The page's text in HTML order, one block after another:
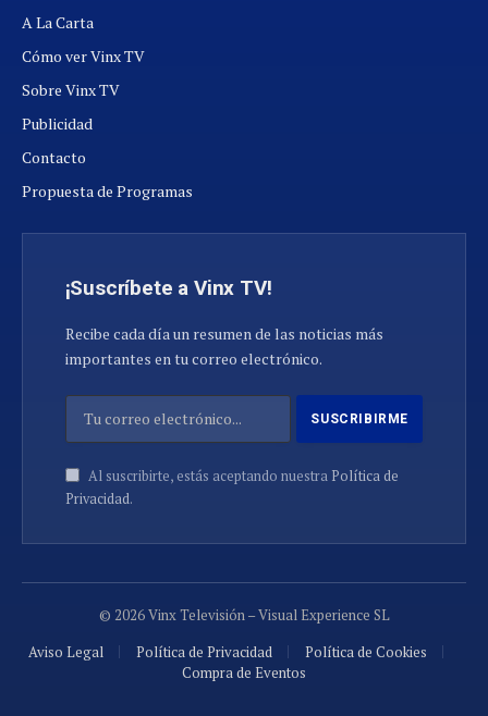
A La Carta
Cómo ver Vinx TV
Sobre Vinx TV
Publicidad
Contacto
Propuesta de Programas
¡Suscríbete a Vinx TV!
Recibe cada día un resumen de las noticias más
importantes en tu correo electrónico.
Al suscribirte, estás aceptando nuestra Política de
Privacidad.
© 2026 Vinx Televisión – Visual Experience SL
Aviso Legal
Política de Privacidad
Política de Cookies
Compra de Eventos